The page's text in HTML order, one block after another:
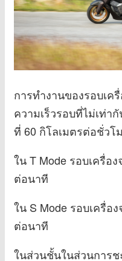
การทำงานของรอบเค
ความเร็วรอบที่ไม่เท่า
ที่ 60 กิโลเมตรต่อชั่วโ
ใน T Mode รอบเครื่อ
ต่อนาที
ใน S Mode รอบเครื่อ
ต่อนาที
ในส่วนชั้นในส่วนการช